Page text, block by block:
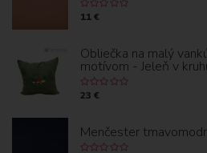
11 €
Obliečka na malý
motívom - Jeleň v
23 €
Menčester